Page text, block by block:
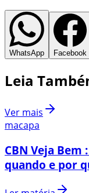
WhatsApp Facebook
Leia
Ver mais
macapa
CBN Veja Bem
quando e por